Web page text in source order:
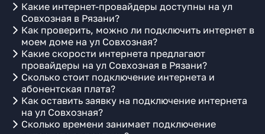
Какие интернет-провайдеры доступны на ул
Совхозная в Рязани?
Как проверить, можно ли подключить интернет в
моем доме на ул Совхозная?
Какие скорости интернета предлагают
провайдеры на ул Совхозная в Рязани?
Сколько стоит подключение интернета и
абонентская плата?
Как оставить заявку на подключение интернета
на ул Совхозная?
Сколько времени занимает подключение